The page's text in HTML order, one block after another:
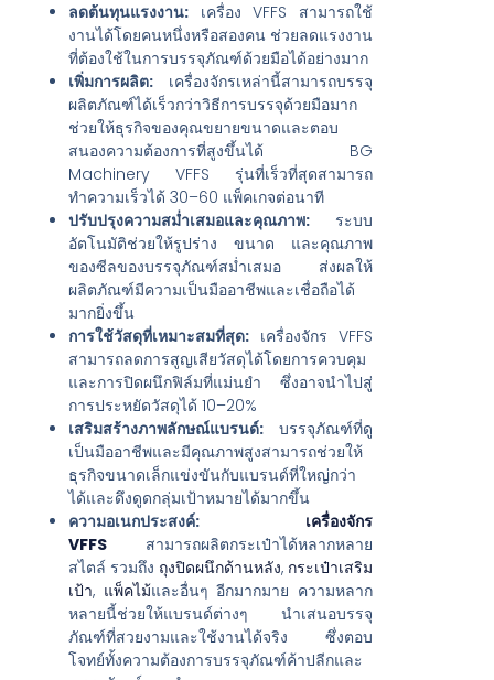
ลดต้นทุนแรงงาน: เครื่อง VFFS สามารถใช้
งานได้โดยคนหนึ่งหรือสองคน ช่วยลดแรงงาน
ที่ต้องใช้ในการบรรจุภัณฑ์ด้วยมือได้อย่างมาก
เพิ่มการผลิต: เครื่องจักรเหล่านี้สามารถบรรจุ
ผลิตภัณฑ์ได้เร็วกว่าวิธีการบรรจุด้วยมือมาก
ช่วยให้ธุรกิจของคุณขยายขนาดและตอบ
สนองความต้องการที่สูงขึ้นได้ BG
Machinery VFFS รุ่นที่เร็วที่สุดสามารถ
ทำความเร็วได้ 30–60 แพ็คเกจต่อนาที
ปรับปรุงความสม่ำเสมอและคุณภาพ: ระบบ
อัตโนมัติช่วยให้รูปร่าง ขนาด และคุณภาพ
ของซีลของบรรจุภัณฑ์สม่ำเสมอ ส่งผลให้
ผลิตภัณฑ์มีความเป็นมืออาชีพและเชื่อถือได้
มากยิ่งขึ้น
การใช้วัสดุที่เหมาะสมที่สุด: เครื่องจักร VFFS
สามารถลดการสูญเสียวัสดุได้โดยการควบคุม
และการปิดผนึกฟิล์มที่แม่นยำ ซึ่งอาจนำไปสู่
การประหยัดวัสดุได้ 10–20%
เสริมสร้างภาพลักษณ์แบรนด์: บรรจุภัณฑ์ที่ดู
เป็นมืออาชีพและมีคุณภาพสูงสามารถช่วยให้
ธุรกิจขนาดเล็กแข่งขันกับแบรนด์ที่ใหญ่กว่า
ได้และดึงดูดกลุ่มเป้าหมายได้มากขึ้น
ความอเนกประสงค์:
เครื่องจักร
VFFS สามารถผลิตกระเป๋าได้หลากหลาย
สไตล์ รวมถึง ถุงปิดผนึกด้านหลัง, กระเป๋าเสริม
เป้า, แพ็คไม้และอื่นๆ อีกมากมาย ความหลาก
หลายนี้ช่วยให้แบรนด์ต่างๆ นำเสนอบรรจุ
ภัณฑ์ที่สวยงามและใช้งานได้จริง ซึ่งตอบ
โจทย์ทั้งความต้องการบรรจุภัณฑ์ค้าปลีกและ